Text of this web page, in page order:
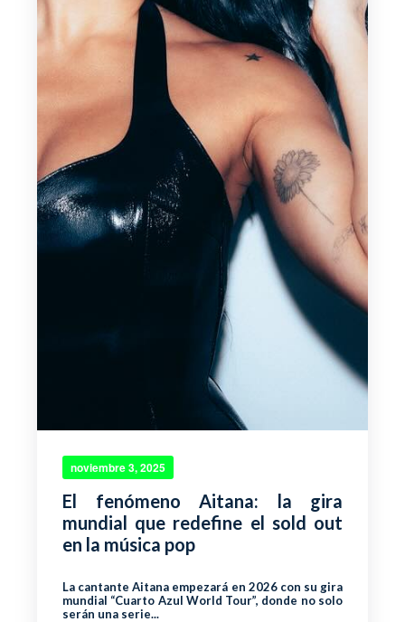
noviembre 3, 2025
El fenómeno Aitana: la gira
mundial que redefine el sold out
en la música pop
La cantante Aitana empezará en 2026 con su gira
mundial “Cuarto Azul World Tour”, donde no solo
serán una serie...